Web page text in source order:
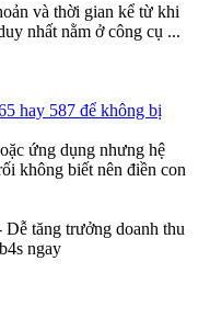
và thời gian kể từ khi
nhất nằm ở công cụ ...
hay 587 để không bị
ứng dụng nhưng hệ
không biết nên điền con
tăng trưởng doanh thu
ngay